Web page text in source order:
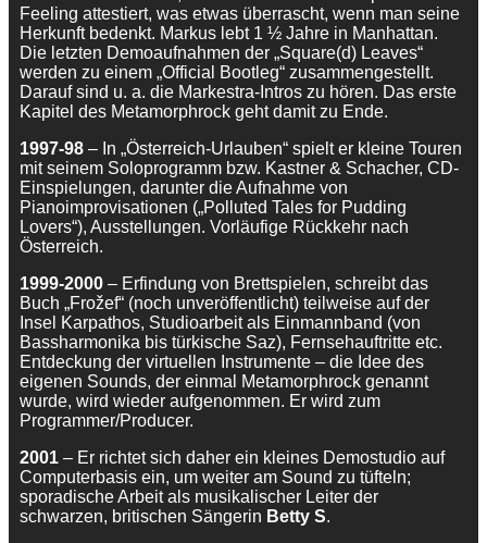
Feeling attestiert, was etwas überrascht, wenn man seine
Herkunft bedenkt. Markus lebt 1 ½ Jahre in Manhattan.
Die letzten Demoaufnahmen der „Square(d) Leaves“
werden zu einem „Official Bootleg“ zusammengestellt.
Darauf sind u. a. die Markestra-Intros zu hören. Das erste
Kapitel des Metamorphrock geht damit zu Ende.
1997-98 – In „Österreich-Urlauben“ spielt er kleine Touren
mit seinem Soloprogramm bzw. Kastner & Schacher, CD-
Einspielungen, darunter die Aufnahme von
Pianoimprovisationen („Polluted Tales for Pudding
Lovers“), Ausstellungen. Vorläufige Rückkehr nach
Österreich.
1999-2000 – Erfindung von Brettspielen, schreibt das
Buch „Frožef“ (noch unveröffentlicht) teilweise auf der
Insel Karpathos, Studioarbeit als Einmannband (von
Bassharmonika bis türkische Saz), Fernsehauftritte etc.
Entdeckung der virtuellen Instrumente – die Idee des
eigenen Sounds, der einmal Metamorphrock genannt
wurde, wird wieder aufgenommen. Er wird zum
Programmer/Producer.
2001 – Er richtet sich daher ein kleines Demostudio auf
Computerbasis ein, um weiter am Sound zu tüfteln;
sporadische Arbeit als musikalischer Leiter der
schwarzen, britischen Sängerin Betty S.